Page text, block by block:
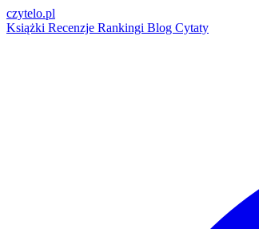
czytelo.pl
Książki Recenzje Rankingi Blog Cytaty